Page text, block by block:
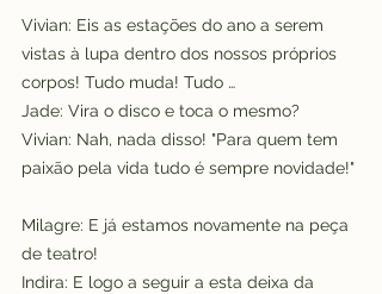
Vivian: Eis as estações do ano a serem
vistas à lupa dentro dos nossos próprios
corpos! Tudo muda! Tudo …
Jade: Vira o disco e toca o mesmo?
Vivian: Nah, nada disso! "Para quem tem
paixão pela vida tudo é sempre novidade!"
Milagre: E já estamos novamente na peça
de teatro!
Indira: E logo a seguir a esta deixa da